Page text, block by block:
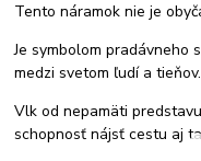
Tento náramok nie je
Je symbolom pradávneho
medzi svetom ľudí a tieňov.
Vlk od nepamäti
schopnosť nájsť cestu aj